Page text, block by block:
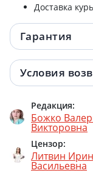
Доставка
Гарантия
Условия
Редакция:
Божко
Викторовна
Цензор:
Литвин
Васильевна